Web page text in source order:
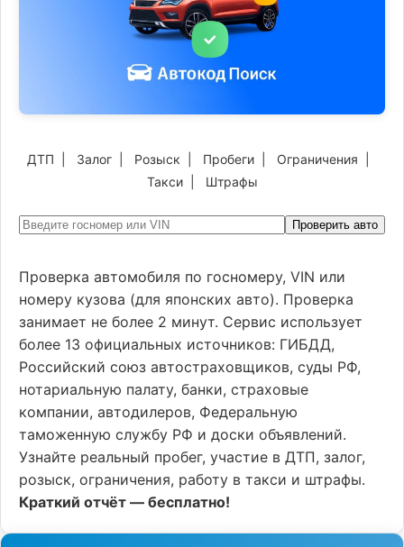
ДТП Залог Розыск Пробеги Ограничения
Такси| Штрафы
Проверить авто
Проверка автомобиля по госномеру, VIN или
номеру кузова (для японских авто). Проверка
занимает не более 2 минут. Сервис использует
более 13 официальных источников: ГИБДД,
Российский союз автостраховщиков, суды РФ,
нотариальную палату, банки, страховые
компании, автодилеров, Федеральную
таможенную службу РФ и доски объявлений.
Узнайте реальный пробег, участие в ДТП, залог,
розыск, ограничения, работу в такси и штрафы.
Краткий отчёт — бесплатно!